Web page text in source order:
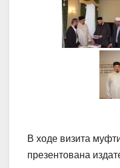
В ходе визита
презентована